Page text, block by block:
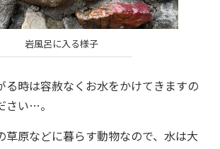
岩風呂に入る様子
時は容赦なくお水をかけてきますの
さい…。
原などに暮らす動物なので、水は大